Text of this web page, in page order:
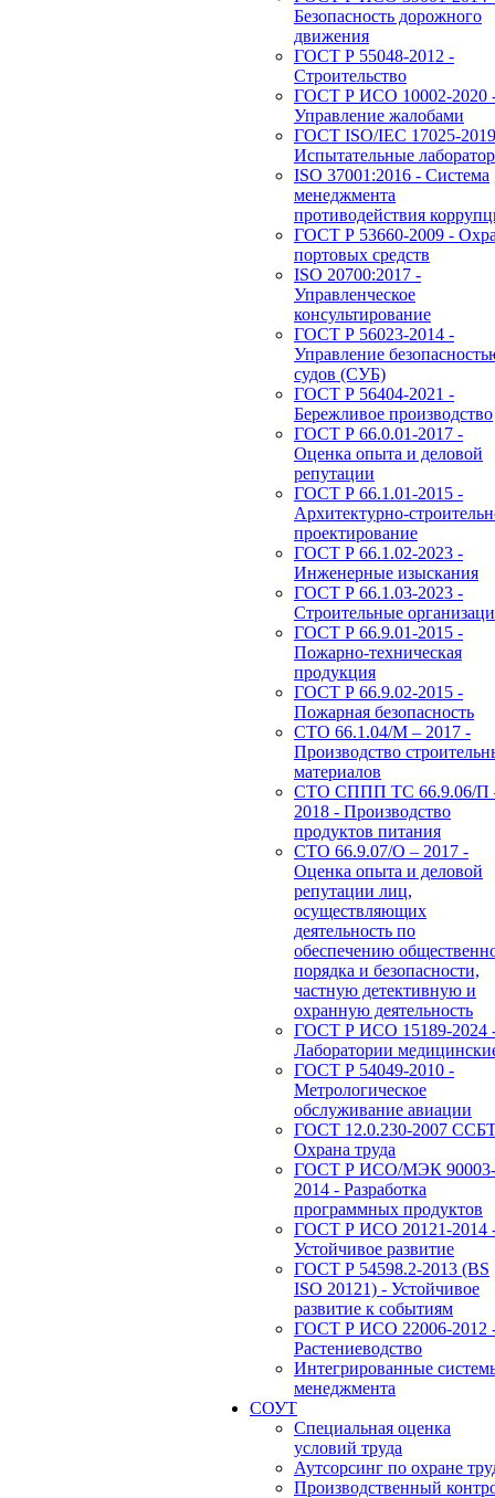
Безопасность дорожного
движения
ГОСТ Р 55048-2012 -
Строительство
ГОСТ Р ИСО 10002-2020
Управление жалобами
ГОСТ ISO/IEC 17025-
Испытательные
ISO 37001:2016 - Система
менеджмента
противодействия
ГОСТ Р 53660-2009 -
портовых средств
ISO 20700:2017 -
Управленческое
консультирование
ГОСТ Р 56023-2014 -
Управление
судов (СУБ)
ГОСТ Р 56404-2021 -
Бережливое производство
ГОСТ Р 66.0.01-2017 -
Оценка опыта и деловой
репутации
ГОСТ Р 66.1.01-2015 -
Архитектурно-
проектирование
ГОСТ Р 66.1.02-2023 -
Инженерные изыскания
ГОСТ Р 66.1.03-2023 -
Строительные
ГОСТ Р 66.9.01-2015 -
Пожарно-техническая
продукция
ГОСТ Р 66.9.02-2015 -
Пожарная безопасность
СТО 66.1.04/М – 2017 -
Производство
материалов
СТО СППП ТС 66.9.06/П
2018 - Производство
продуктов питания
СТО 66.9.07/О – 2017 -
Оценка опыта и деловой
репутации лиц,
осуществляющих
деятельность по
обеспечению
порядка и безопасности,
частную детективную и
охранную деятельность
ГОСТ Р ИСО 15189-2024
Лаборатории
ГОСТ Р 54049-2010 -
Метрологическое
обслуживание авиации
ГОСТ 12.0.230-2007
Охрана труда
ГОСТ Р ИСО/МЭК 90003-
2014 - Разработка
программных продуктов
ГОСТ Р ИСО 20121-2014
Устойчивое развитие
ГОСТ Р 54598.2-2013 (BS
ISO 20121) - Устойчивое
развитие к событиям
ГОСТ Р ИСО 22006-2012
Растениеводство
Интегрированные
менеджмента
СОУТ
Специальная оценка
условий труда
Аутсорсинг по охране
Производственный